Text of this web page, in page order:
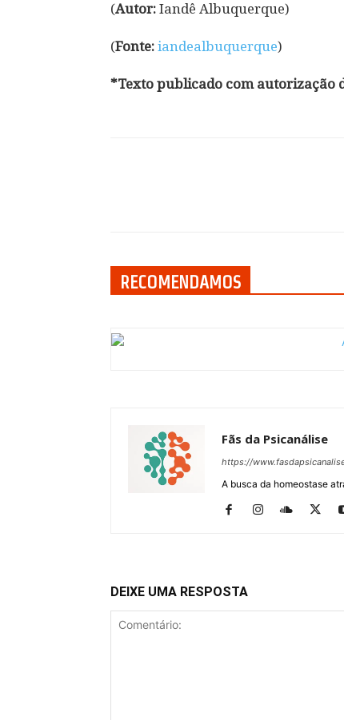
(Autor: Iandê Albuquerque)
(Fonte: iandealbuquerque)
*Texto publicado com autorização
RECOMENDAMOS
Fãs da Psicanálise
https://
A busca da homeostase
DEIXE UMA RESPOSTA